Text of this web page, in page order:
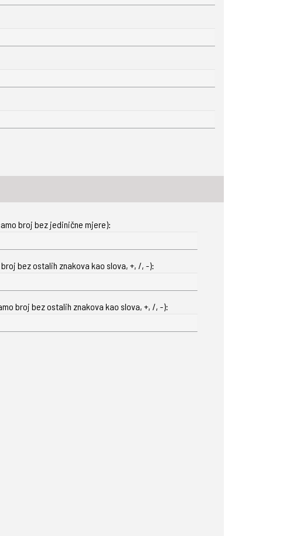
broj bez jedinične mjere):
bez ostalih znakova kao slova, +, /, -):
broj bez ostalih znakova kao slova, +, /, -):